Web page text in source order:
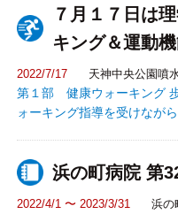
ーツ外傷・障害」を
康学部 スポーツ医科学科
７月１７日は
キング＆運動
2022/7/17 天神中央公園噴
第１部 健康ウォーキング
ォーキング指導を受けなが
密度/体組成計による測定を
承っております。
浜の町病院 第
2022/4/1 〜 2023/3/31 浜の